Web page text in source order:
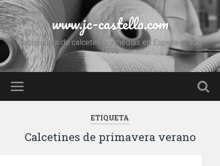
www.jc-castella.com
Fabricantes de calcetines y medias en España desde
1972
ETIQUETA
Calcetines de primavera verano